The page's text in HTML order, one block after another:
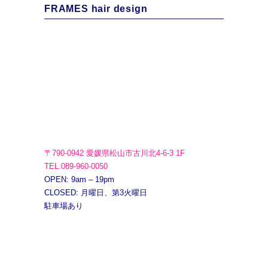
FRAMES hair design
〒790-0942 愛媛県松山市古川北4-6-3 1F
TEL.089-960-0050
OPEN: 9am – 19pm
CLOSED: 月曜日、第3火曜日
駐車場あり